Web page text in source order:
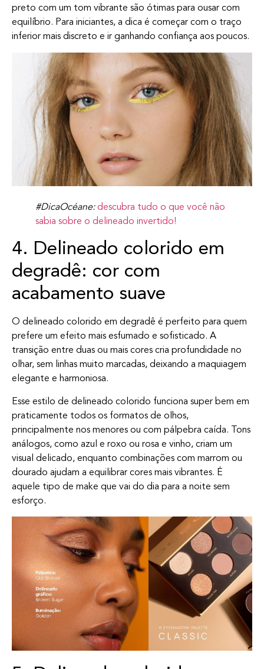
preto com um tom vibrante são ótimas para ousar com
equilíbrio. Para iniciantes, a dica é começar com o traço
inferior mais discreto e ir ganhando confiança aos poucos.
#DicaOcéane: descubra tudo o que você não
sabia sobre o delineado invertido!
4. Delineado colorido em
degradê: cor com
acabamento suave
O delineado colorido em degradê é perfeito para quem
prefere um efeito mais esfumado e sofisticado. A
transição entre duas ou mais cores cria profundidade no
olhar, sem linhas muito marcadas, deixando a maquiagem
elegante e harmoniosa.
Esse estilo de delineado colorido funciona super bem em
praticamente todos os formatos de olhos,
principalmente nos menores ou com pálpebra caída. Tons
análogos, como azul e roxo ou rosa e vinho, criam um
visual delicado, enquanto combinações com marrom ou
dourado ajudam a equilibrar cores mais vibrantes. É
aquele tipo de make que vai do dia para a noite sem
esforço.